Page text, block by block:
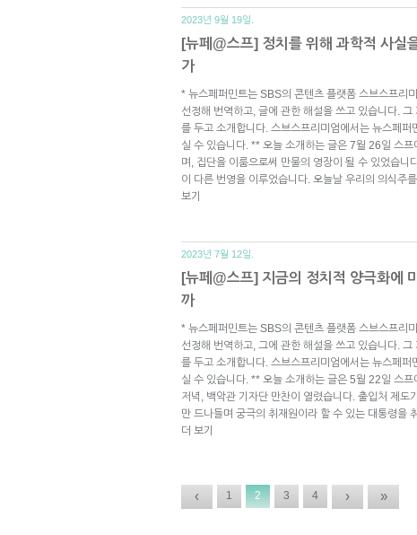
2023년 9월 19일.
[뉴페@스프] 정치를 위해 과학적 사실
가
* 뉴스페퍼민트는 SBS의 콘텐츠 플랫폼 스브스프리
선정해 번역하고, 글에 관한 해설을 쓰고 있습니다.
를 두고 소개합니다. 스브스프리미엄에서는 뉴스페
실 수 있습니다. ** 오늘 소개하는 글은 7월 26일 스프
며, 집단을 이룸으로써 만물의 영장이 될 수 있었습니
이 다른 번영을 이루었습니다. 오늘날 우리의 의식주
보기
2023년 7월 12일.
[뉴페@스프] 지금의 정치적 양극화에
까
* 뉴스페퍼민트는 SBS의 콘텐츠 플랫폼 스브스프리
선정해 번역하고, 그에 관한 해설을 쓰고 있습니다.
를 두고 소개합니다. 스브스프리미엄에서는 뉴스페
실 수 있습니다. ** 오늘 소개하는 글은 5월 22일 스
저녁, 백악관 기자단 만찬이 열렸습니다. 출입처 제도
만 드나들며 궁극의 취재원이라 할 수 있는 대통령을
더 보기
‹ 1 2 3 4 › »